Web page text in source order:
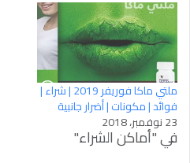
ملتي ماكا فوريفر 2019 | شراء |
فوائد | مكونات | أضرار جانبية
23 نوفمبر، 2018
في "أماكن الشراء"